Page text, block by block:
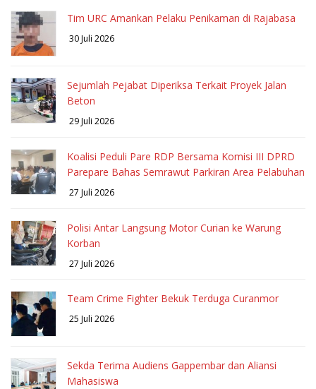
Tim URC Amankan Pelaku Penikaman di Rajabasa
30 Juli 2026
Sejumlah Pejabat Diperiksa Terkait Proyek Jalan
Beton
29 Juli 2026
Koalisi Peduli Pare RDP Bersama Komisi III DPRD
Parepare Bahas Semrawut Parkiran Area Pelabuhan
27 Juli 2026
Polisi Antar Langsung Motor Curian ke Warung
Korban
27 Juli 2026
Team Crime Fighter Bekuk Terduga Curanmor
25 Juli 2026
Sekda Terima Audiens Gappembar dan Aliansi
Mahasiswa